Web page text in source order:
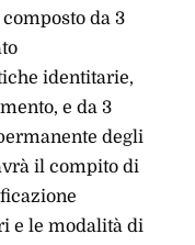
da 3
identitarie,
e da 3
degli
il compito di
e le modalità di